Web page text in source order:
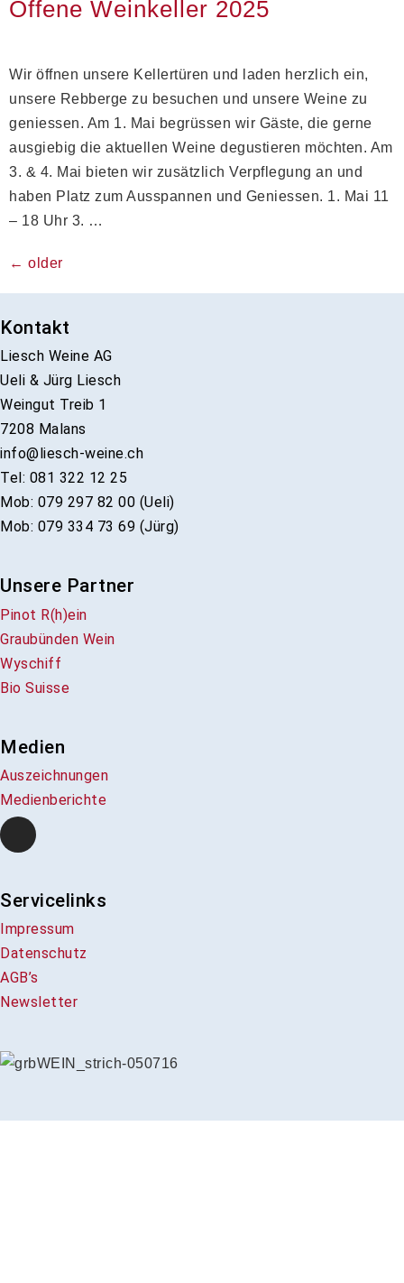
Offene Weinkeller 2025
Wir öffnen unsere Kellertüren und laden herzlich ein,
unsere Rebberge zu besuchen und unsere Weine zu
geniessen. Am 1. Mai begrüssen wir Gäste, die gerne
ausgiebig die aktuellen Weine degustieren möchten. Am
3. & 4. Mai bieten wir zusätzlich Verpflegung an und
haben Platz zum Ausspannen und Geniessen. 1. Mai 11
– 18 Uhr 3. …
← older
Kontakt
Liesch Weine AG
Ueli & Jürg Liesch
Weingut Treib 1
7208 Malans
info@liesch-weine.ch
Tel: 081 322 12 25
Mob: 079 297 82 00 (Ueli)
Mob: 079 334 73 69 (Jürg)
Unsere Partner
Pinot R(h)ein
Graubünden Wein
Wyschiff
Bio Suisse
Medien
Auszeichnungen
Medienberichte
Servicelinks
Impressum
Datenschutz
AGB’s
Newsletter